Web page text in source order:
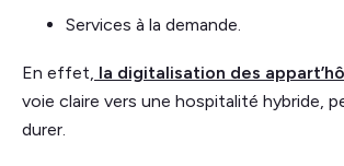
Services à la demande.
En effet, la digitalisation des
voie claire vers une hospitalité hybride,
durer.